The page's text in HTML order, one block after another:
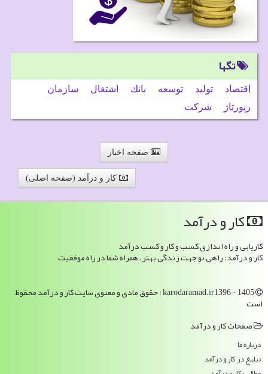
تگها
اقتصاد تولید توسعه بانك اشتغال
سازمان
رپورتاژ
شركت
صفحه اخبار
کار و درآمد (صفحه اصلی)
كار و درآمد
کاریابی و راه اندازی کسب و کار و کسب درآمد
کار و درآمد: راهی نو جهت زندگی بهتر ، همراه شما در راه موفقیت
karodaramad.ir1396 - 1405 : حقوق مادی و معنوی سایت كار و درآمد محفوظ
است
صفحات كار و درآمد
درباره ما
تبلیغ در كار و درآمد